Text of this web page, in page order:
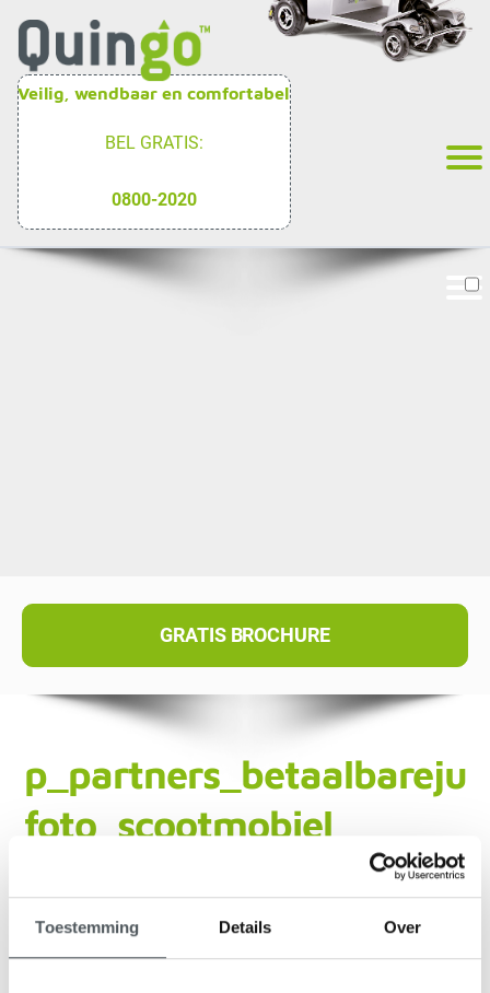
Toestemming Details Over
Veilig, wendbaar en comfortabel
BEL GRATIS:
0800-2020
GRATIS BROCHURE
foto_scootmobiel